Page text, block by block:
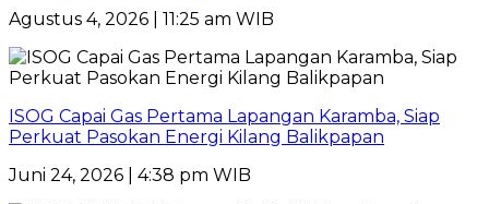
Agustus 4, 2026 | 11:25 am WIB
ISOG Capai Gas Pertama Lapangan Karamba, Siap
Perkuat Pasokan Energi Kilang Balikpapan
Juni 24, 2026 | 4:38 pm WIB